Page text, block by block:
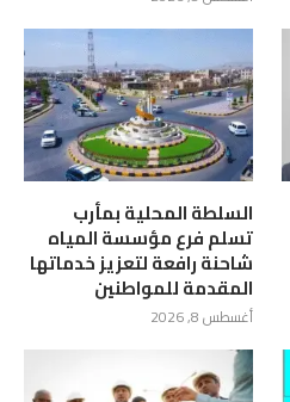
السلطة المحلية بمأرب
تسلم فرع مؤسسة المياه
شاحنة رافعة لتعزيز خدماتها
المقدمة للمواطنين
أغسطس 8, 2026